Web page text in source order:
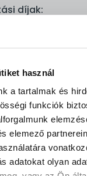
használ
a tartalmak és
funkciók
elemező
adatokat olyan
díjak:
Leírás & Adatok
és
és nagy